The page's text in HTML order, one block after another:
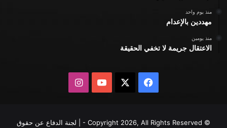
منذ يوم واحد
مهددين بالإعدام
منذ يومين
الاعتقال جريمة لا تخفي الحقيقة
فيسبوك يوتيوبانستقرام
© Copyright 2026, All Rights Reserved - | لجنة الدفاع عن حقوق